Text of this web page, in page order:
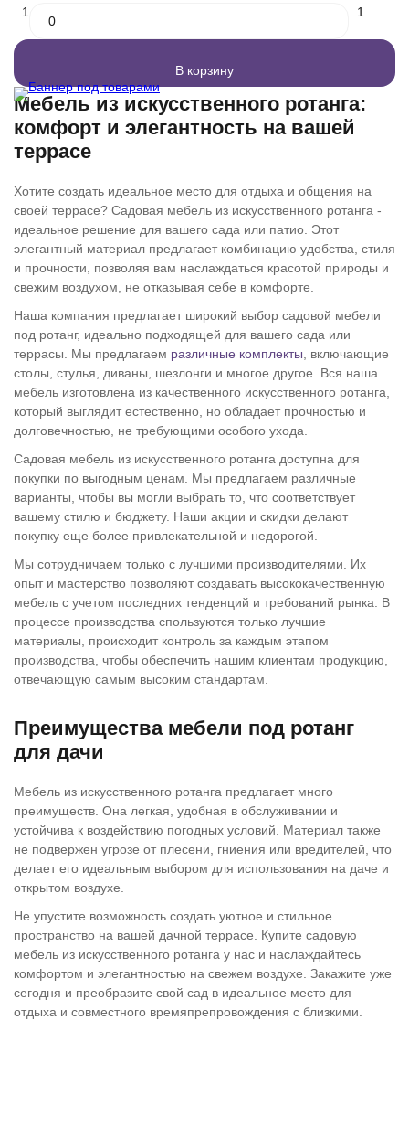
1
1
В корзину
Мебель из искусственного ротанга:
комфорт и элегантность на вашей
террасе
Хотите создать идеальное место для отдыха и общения на
своей террасе? Садовая мебель из искусственного ротанга -
идеальное решение для вашего сада или патио. Этот
элегантный материал предлагает комбинацию удобства, стиля
и прочности, позволяя вам наслаждаться красотой природы и
свежим воздухом, не отказывая себе в комфорте.
Наша компания предлагает широкий выбор садовой мебели
под ротанг, идеально подходящей для вашего сада или
террасы. Мы предлагаем различные комплекты , включающие
столы, стулья, диваны, шезлонги и многое другое. Вся наша
мебель изготовлена из качественного искусственного ротанга,
который выглядит естественно, но обладает прочностью и
долговечностью, не требующими особого ухода.
Садовая мебель из искусственного ротанга доступна для
покупки по выгодным ценам. Мы предлагаем различные
варианты, чтобы вы могли выбрать то, что соответствует
вашему стилю и бюджету. Наши акции и скидки делают
покупку еще более привлекательной и недорогой.
Мы сотрудничаем только с лучшими производителями. Их
опыт и мастерство позволяют создавать высококачественную
мебель с учетом последних тенденций и требований рынка. В
процессе производства спользуются только лучшие
материалы, происходит контроль за каждым этапом
производства, чтобы обеспечить нашим клиентам продукцию,
отвечающую самым высоким стандартам.
Преимущества мебели под ротанг
для дачи
Мебель из искусственного ротанга предлагает много
преимуществ. Она легкая, удобная в обслуживании и
устойчива к воздействию погодных условий. Материал также
не подвержен угрозе от плесени, гниения или вредителей, что
делает его идеальным выбором для использования на даче и
открытом воздухе.
Не упустите возможность создать уютное и стильное
пространство на вашей дачной террасе. Купите садовую
мебель из искусственного ротанга у нас и наслаждайтесь
комфортом и элегантностью на свежем воздухе. Закажите уже
сегодня и преобразите свой сад в идеальное место для
отдыха и совместного времяпрепровождения с близкими.